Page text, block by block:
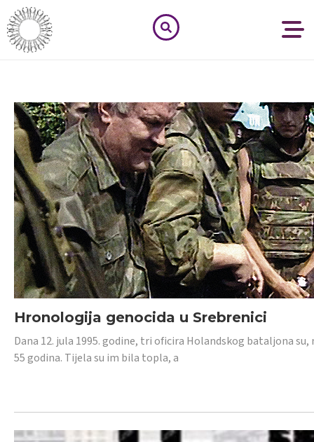
Hronologija genocida u Srebrenici
Dana 12. jula 1995. godine, tri oficira Holandskog bataljona
55 godina. Tijela su im bila topla, a